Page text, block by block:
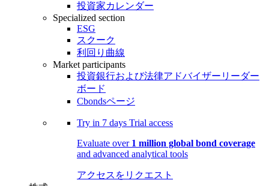
投資家カレンダー
Specialized section
ESG
スクーク
利回り曲線
Market participants
投資銀行および法律アドバイザーリーダー
ボード
Cbondsページ
Try in 7 days Trial access
Evaluate over 1 million global bond coverage
and advanced analytical tools
アクセスをリクエスト